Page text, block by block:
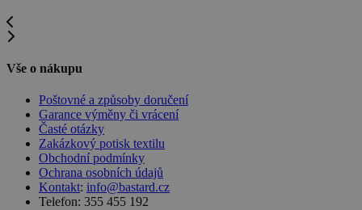
Vše o nákupu
Poštovné a způsoby doručení
Garance výměny či vrácení
Časté otázky
Zakázkový potisk textilu
Obchodní podmínky
Ochrana osobních údajů
Kontakt: info@bastard.cz
Telefon: 355 455 192